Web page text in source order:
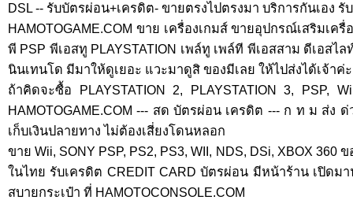
DSL -- รับบัตรผ่อน+เครดิต- ขายตรงไปตรงมา บริการกันเอง รั
HAMOTOGAME.COM ขาย เครื่องเกมส์ ขายอุปกรณ์เสริมเครื่
พี PSP พีเอสทู PLAYSTATION เพล์ทู เพล์ที พีเอสสาม ดีเอสไล
นินเทนโด มีมาให้ดูเยอะ แวะมาดูสิ ของมีเลย ให้ไปส่งได้เจ้าค่ะ
ถ้าคิดจะซื้อ PLAYSTATION 2, PLAYSTATION 3, PSP,
HAMOTOGAME.COM --- สด บัตรผ่อน เครดิต --- ก ท ม ส่ง
เก็บเงินปลายทาง ไม่ต้องเสี่ยงโดนหลอก
ขาย Wii, SONY PSP, PS2, PS3, WII, NDS, DSi, XBOX
ในไทย รับเครดิต CREDIT CARD บัตรผ่อน มีหน้าร้าน เปิดม
สบายกระเป๋า ที่ HAMOTOCONSOLE.COM